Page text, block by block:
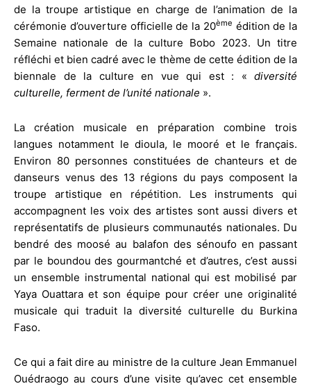
de la troupe artistique en charge de l’animation de la
cérémonie d’ouverture officielle de la 20ème édition de la
Semaine nationale de la culture Bobo 2023. Un titre
réfléchi et bien cadré avec le thème de cette édition de la
biennale de la culture en vue qui est : « diversité
culturelle, ferment de l’unité nationale ».
La création musicale en préparation combine trois
langues notamment le dioula, le mooré et le français.
Environ 80 personnes constituées de chanteurs et de
danseurs venus des 13 régions du pays composent la
troupe artistique en répétition. Les instruments qui
accompagnent les voix des artistes sont aussi divers et
représentatifs de plusieurs communautés nationales. Du
bendré des moosé au balafon des sénoufo en passant
par le boundou des gourmantché et d’autres, c’est aussi
un ensemble instrumental national qui est mobilisé par
Yaya Ouattara et son équipe pour créer une originalité
musicale qui traduit la diversité culturelle du Burkina
Faso.
Ce qui a fait dire au ministre de la culture Jean Emmanuel
Ouédraogo au cours d’une visite qu’avec cet ensemble